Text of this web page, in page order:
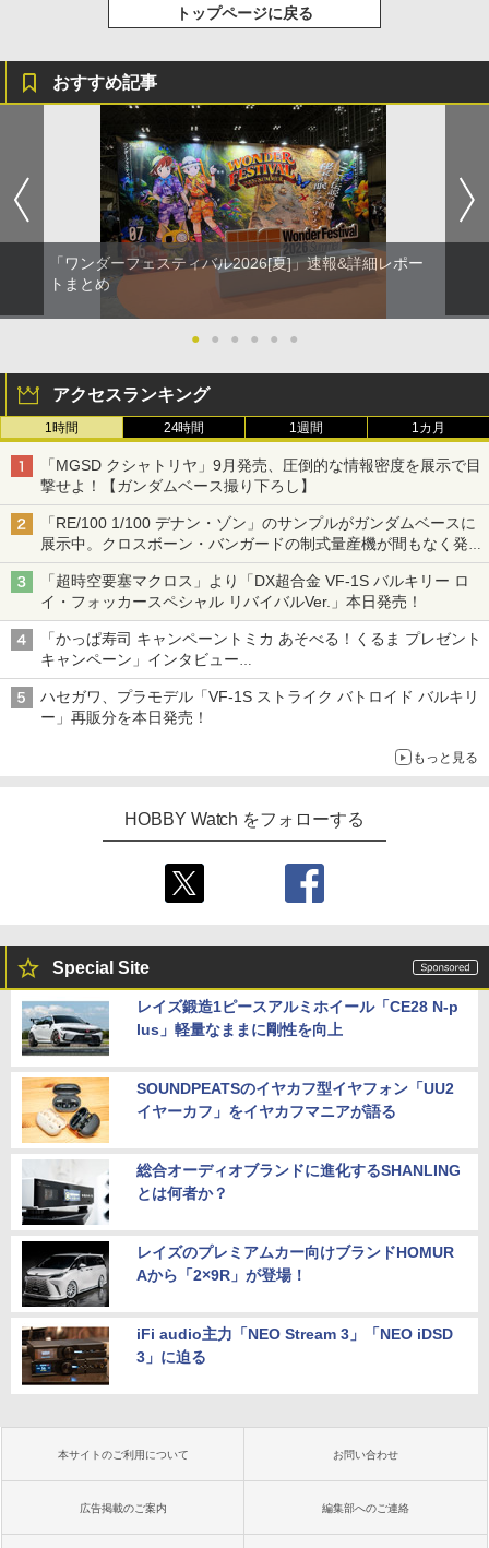
トップページに戻る
おすすめ記事
「ワンダーフェスティバル2026[夏]」速報&詳細レポー
トまとめ
● ● ● ● ● ●
アクセスランキング
1時間 24時間 1週間 1カ月
「MGSD クシャトリヤ」9月発売、圧倒的な情報密度を展示で目
撃せよ！【ガンダムベース撮り下ろし】
「RE/100 1/100 デナン・ゾン」のサンプルがガンダムベースに
展示中。クロスボーン・バンガードの制式量産機が間もなく発送
【ガンダムベース撮り下ろし】
「超時空要塞マクロス」より「DX超合金 VF-1S バルキリー ロ
イ・フォッカースペシャル リバイバルVer.」本日発売！
「かっぱ寿司 キャンペーントミカ あそべる！くるま プレゼント
キャンペーン」インタビュー
子どもが楽しめるかっぱ寿司ならではの体験とコラボの楽しさを
追求
ハセガワ、プラモデル「VF-1S ストライク バトロイド バルキリ
ー」再販分を本日発売！
もっと見る
HOBBY Watch をフォローする
Special Site
レイズ鍛造1ピースアルミホイール「CE28 N-p
lus」軽量なままに剛性を向上
SOUNDPEATSのイヤカフ型イヤフォン「UU2
イヤーカフ」をイヤカフマニアが語る
総合オーディオブランドに進化するSHANLING
とは何者か？
レイズのプレミアムカー向けブランドHOMUR
Aから「2×9R」が登場！
iFi audio主力「NEO Stream 3」「NEO iDSD
3」に迫る
本サイトのご利用について お問い合わせ
広告掲載のご案内 編集部へのご連絡